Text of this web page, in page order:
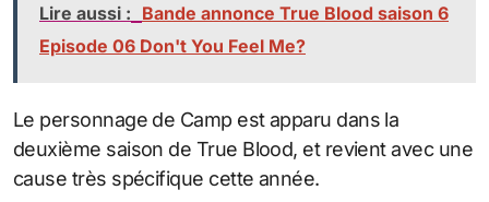
Lire aussi : Bande annonce True Blood saison 6
Episode 06 Don't You Feel Me?
Le personnage de Camp est apparu dans la
deuxième saison de True Blood, et revient avec une
cause très spécifique cette année.